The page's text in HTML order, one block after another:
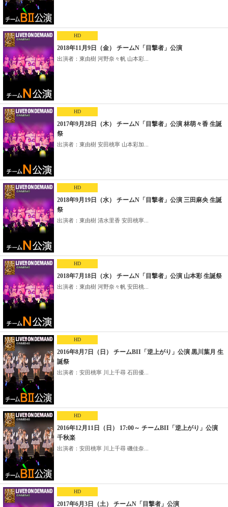
HD
2018年11月9日（金） チームN「目撃者」公演
出演者：東由樹 河野奈々帆 山本彩...
HD
2017年9月28日（木） チームN「目撃者」公演 林萌々香 生誕
祭
出演者：東由樹 安田桃寧 山本彩加...
HD
2018年9月19日（水） チームN「目撃者」公演 三田麻央 生誕
祭
出演者：東由樹 清水里香 安田桃寧...
HD
2018年7月18日（水） チームN「目撃者」公演 山本彩 生誕祭
出演者：東由樹 河野奈々帆 安田桃...
HD
2016年8月7日（日） チームBII「逆上がり」公演 黒川葉月 生
誕祭
出演者：安田桃寧 川上千尋 石田優...
HD
2016年12月11日（日） 17:00～ チームBII「逆上がり」公演
千秋楽
出演者：安田桃寧 川上千尋 磯佳奈...
HD
2017年6月3日（土） チームN「目撃者」公演